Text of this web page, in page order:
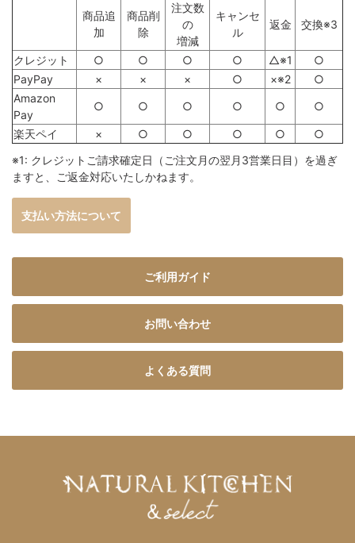
商品追
加
商品削
除
注文数
の
増減
キャンセ
ル
返金 交換※3
クレジット ○ ○ ○ ○ △※1
○
PayPay
× × × ○ ×※2
○
Amazon
Pay
○ ○ ○ ○ ○ ○
楽天ペイ × ○ ○ ○ ○
○
※1: クレジットご請求確定日（ご注文月の翌月3営業日目）を過ぎ
ますと、ご返金対応いたしかねます。
支払い方法について
ご利用ガイド
お問い合わせ
よくある質問